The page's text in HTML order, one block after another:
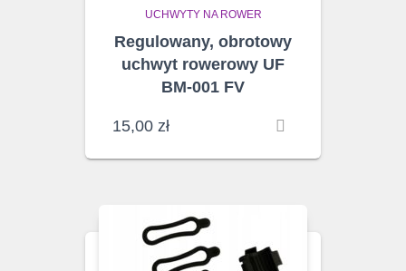
UCHWYTY NA ROWER
Regulowany, obrotowy
uchwyt rowerowy UF
BM-001 FV
15,00 zł